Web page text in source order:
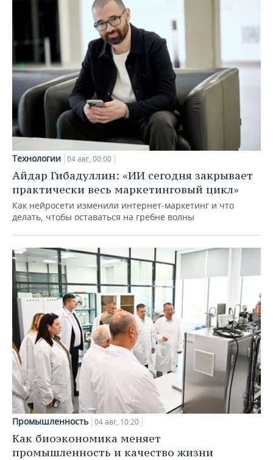
Технологии 04 авг, 00:00
Айдар Гибадуллин: «ИИ сегодня закрывает
практически весь маркетинговый цикл»
Как нейросети изменили интернет-маркетинг и что
делать, чтобы оставаться на гребне волны
Промышленность 04 авг, 10:20
Как биоэкономика меняет
промышленность и качество жизни